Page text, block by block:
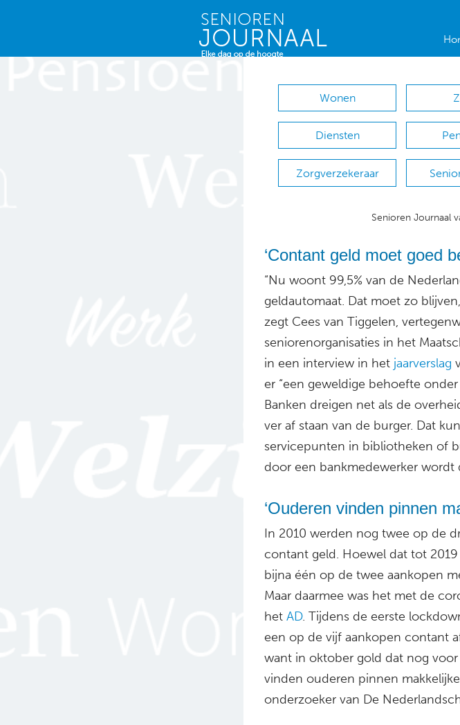
Wonen
Diensten
Zorgverzekeraar
Senioren Journaal
‘Contant geld moet goed
“Nu woont 99,5% van de
geldautomaat. Dat moet zo
zegt Cees van Tiggelen,
seniorenorganisaties in het
in een interview in het jaarverslag
er “een geweldige behoefte
Banken dreigen net als de
ver af staan van de burger. Dat
servicepunten in bibliotheken of
door een bankmedewerker wordt
​​​​​​​‘Ouderen vinden pinnen
In 2010 werden nog twee op de
contant geld. Hoewel dat tot
bijna één op de twee aankopen
Maar daarmee was het met de
het AD. Tijdens de eerste
een op de vijf aankopen contant
want in oktober gold dat nog voor
vinden ouderen pinnen
onderzoeker van De